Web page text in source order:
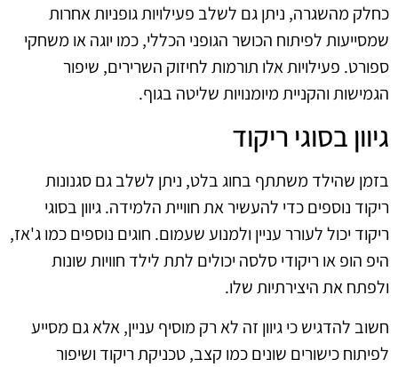
כחלק מהשגרה, ניתן גם לשלב פעילויות גופניות אחרות
שמסייעות לפיתוח הכושר הגופני הכללי, כמו יוגה או משחקי
ספורט. פעילויות אלו תורמות לחיזוק השרירים, שיפור
הגמישות והקניית מיומנויות שליטה בגוף.
גיוון בסוגי ריקוד
בזמן שהילד משתתף בחוג בלט, ניתן לשלב גם סגנונות
ריקוד נוספים כדי להעשיר את חוויית הלמידה. גיוון בסוגי
ריקוד יכול לעורר עניין ולמנוע שעמום. חוגים נוספים כמו ג'אז,
היפ הופ או ריקודי סלסה יכולים לתת לילד חוויות שונות
ולפתח את היצירתיות שלו.
חשוב להדגיש כי גיוון זה לא רק מוסיף עניין, אלא גם מסייע
לפיתוח כישורים שונים כמו קצב, טכניקת ריקוד ושיפור